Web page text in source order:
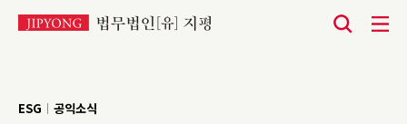
ESG | 공익소식